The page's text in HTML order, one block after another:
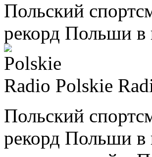
Польский
рекорд Польши
Polskie
Польский
рекорд Польши